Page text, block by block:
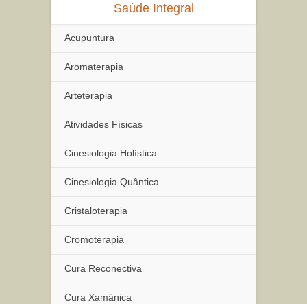
Saúde Integral
Acupuntura
Aromaterapia
Arteterapia
Atividades Físicas
Cinesiologia Holística
Cinesiologia Quântica
Cristaloterapia
Cromoterapia
Cura Reconectiva
Cura Xamânica